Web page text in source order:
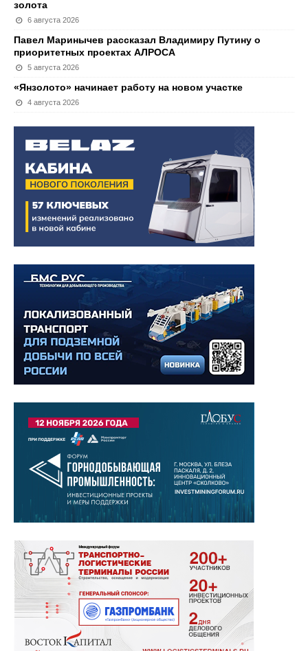
золота
6 августа 2026
Павел Маринычев рассказал Владимиру Путину о
приоритетных проектах АЛРОСА
5 августа 2026
«Янзолото» начинает работу на новом участке
4 августа 2026